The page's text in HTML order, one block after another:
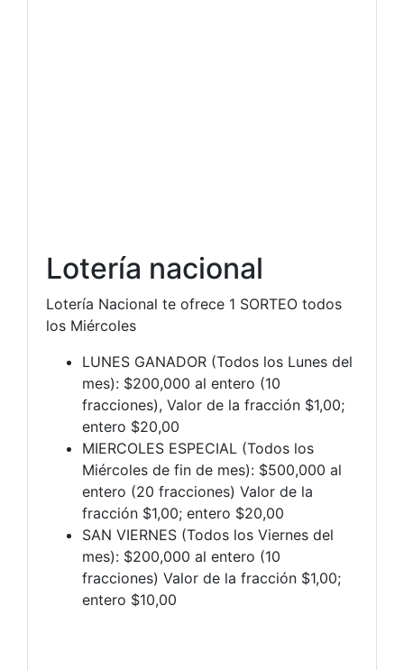
Lotería nacional
Lotería Nacional te ofrece 1 SORTEO todos
los Miércoles
LUNES GANADOR (Todos los Lunes del
mes): $200,000 al entero (10
fracciones), Valor de la fracción $1,00;
entero $20,00
MIERCOLES ESPECIAL (Todos los
Miércoles de fin de mes): $500,000 al
entero (20 fracciones) Valor de la
fracción $1,00; entero $20,00
SAN VIERNES (Todos los Viernes del
mes): $200,000 al entero (10
fracciones) Valor de la fracción $1,00;
entero $10,00